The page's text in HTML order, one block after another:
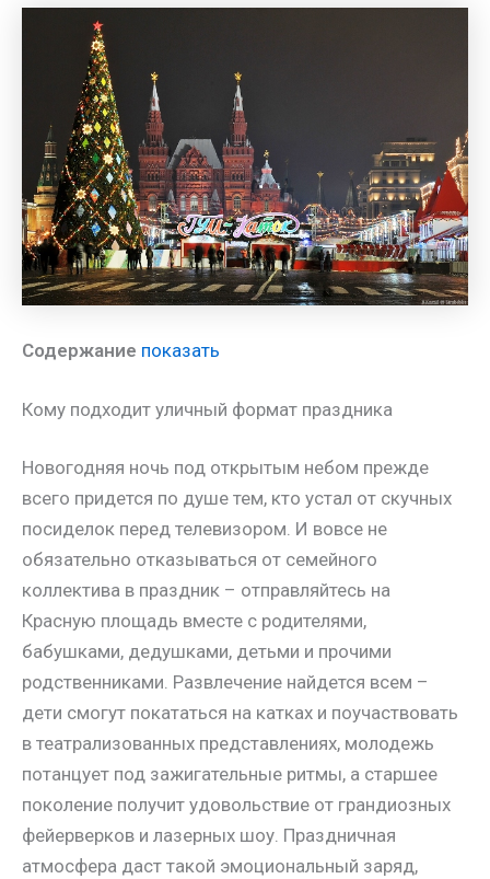
Содержание показать
Кому подходит уличный формат праздника
Новогодняя ночь под открытым небом прежде
всего придется по душе тем, кто устал от скучных
посиделок перед телевизором. И вовсе не
обязательно отказываться от семейного
коллектива в праздник – отправляйтесь на
Красную площадь вместе с родителями,
бабушками, дедушками, детьми и прочими
родственниками. Развлечение найдется всем –
дети смогут покататься на катках и поучаствовать
в театрализованных представлениях, молодежь
потанцует под зажигательные ритмы, а старшее
поколение получит удовольствие от грандиозных
фейерверков и лазерных шоу. Праздничная
атмосфера даст такой эмоциональный заряд,